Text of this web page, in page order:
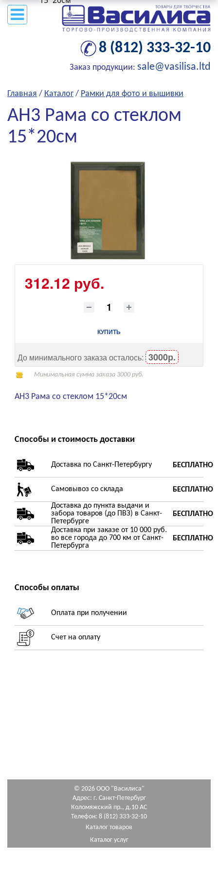
8 (812) 333-32-10
Заказ продукции: sale@vasilisa.ltd
Главная / Каталог / Рамки для фото и вышивки
AH3 Рама со стеклом
15*20см
312.12 руб.
КУПИТЬ
До минимального заказа осталось: 3000р.
Минимальная сумма заказа 3000 руб.
AH3 Рама со стеклом 15*20см
Способы и стоимость доставки
Доставка по Санкт-Петербургу БЕСПЛАТНО
Самовывоз со склада БЕСПЛАТНО
Доставка до пункта выдачи и
забора товаров (до ПВЗ) в Санкт-
Петербурге
БЕСПЛАТНО
Доставка при заказе от 10 000 руб.
во все города до 700 км от Санкт-
Петербурга
БЕСПЛАТНО
Способы оплаты
Оплата при получении
Счет на оплату
© 2026 ООО "Василиса"
Адрес: г. Санкт-Петербург
Коломяжский пр., д.10 АС
Телефон: 8 (812) 333-32-10
Каталог товаров
Каталог услуг